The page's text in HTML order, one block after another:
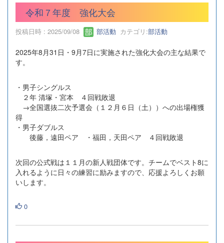
令和７年度 強化大会
投稿日時 : 2025/09/08 部活動 カテゴリ:部活動
2025年8月31日・9月7日に実施された強化大会の主な結果で
す。
・男子シングルス
２年 清塚・宮本 ４回戦敗退
→全国選抜二次予選会（１２月６日（土））への出場権獲
得
・男子ダブルス
後藤，遠田ペア ・福田，天田ペア ４回戦敗退
次回の公式戦は１１月の新人戦団体です。チームでベスト8に
入れるように日々の練習に励みますので、応援よろしくお願
いします。
0